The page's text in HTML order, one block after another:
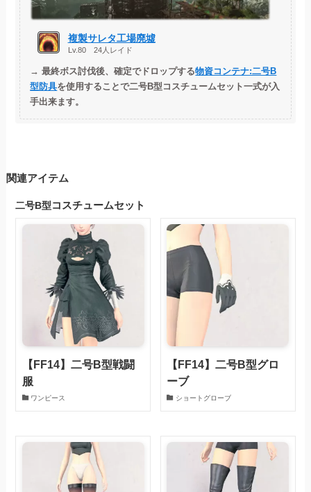
複製サレタ工場廃墟
Lv.80 24人レイド
→最終ボス討伐後、確定でドロップする物資コンテナ:二号B
型防具を使用することで二号B型コスチュームセット一式が入
手出来ます。
関連アイテム
二号B型コスチュームセット
【FF14】二号B型戦闘
服
ワンピース
【FF14】二号B型グロ
ーブ
ショートグローブ